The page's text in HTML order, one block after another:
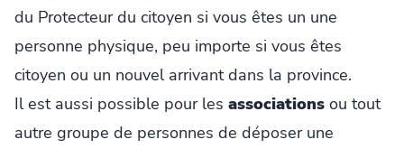
du Protecteur du citoyen si vous êtes un une
personne physique, peu importe si vous êtes
citoyen ou un nouvel arrivant dans la province.
Il est aussi possible pour les associations ou tout
autre groupe de personnes de déposer une